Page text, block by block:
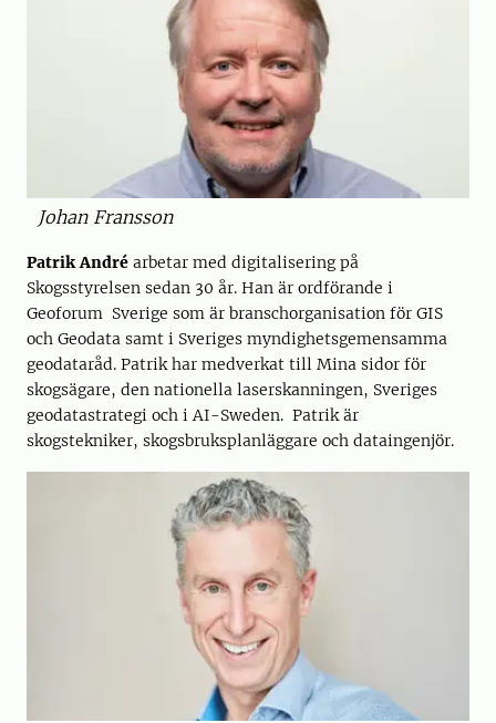
Johan Fransson
Patrik André arbetar med digitalisering på
Skogsstyrelsen sedan 30 år. Han är ordförande i
Geoforum Sverige som är branschorganisation för GIS
och Geodata samt i Sveriges myndighetsgemensamma
geodataråd. Patrik har medverkat till Mina sidor för
skogsägare, den nationella laserskanningen, Sveriges
geodatastrategi och i AI-Sweden. Patrik är
skogstekniker, skogsbruksplanläggare och dataingenjör.